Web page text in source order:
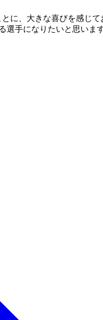
に、大きな喜びを感じ
手になりたいと思いま